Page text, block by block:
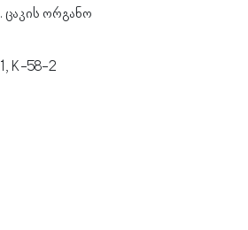
ცაკის ორგანო
K-58-2